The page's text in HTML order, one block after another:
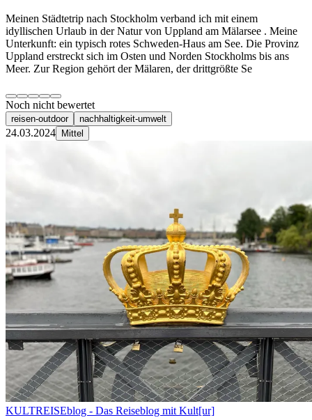
Meinen Städtetrip nach Stockholm verband ich mit einem
idyllischen Urlaub in der Natur von Uppland am Mälarsee . Meine
Unterkunft: ein typisch rotes Schweden-Haus am See. Die Provinz
Uppland erstreckt sich im Osten und Norden Stockholms bis ans
Meer. Zur Region gehört der Mälaren, der drittgrößte Se
Noch nicht bewertet
reisen-outdoor nachhaltigkeit-umwelt
24.03.2024 Mittel
KULTREISEblog - Das Reiseblog mit Kult[ur]